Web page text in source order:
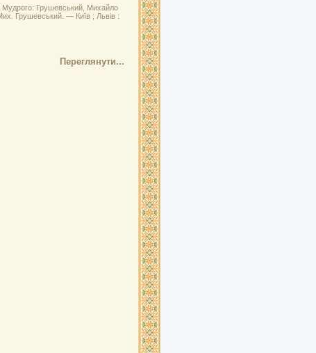
Мудрого: Грушевський, Михайло
Грушевський. — Київ ; Львів :
Переглянути...